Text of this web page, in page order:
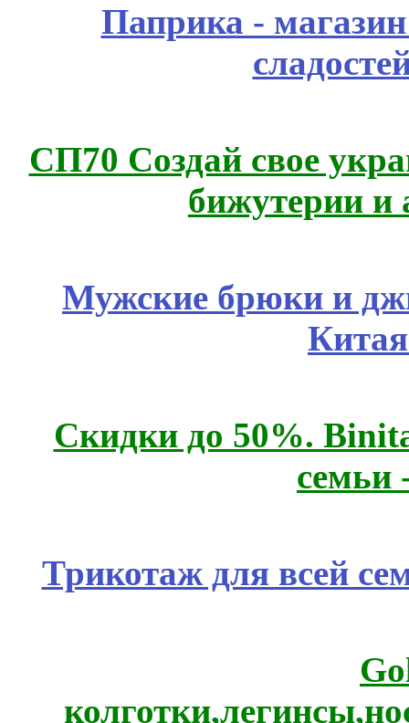
Паприка -
СП70 Создай свое
бижутерии и
Мужские брюки и
Скидки до 50%.
семьи
Трикотаж для всей